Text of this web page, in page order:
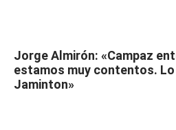
Jorge Almirón: «Campaz
estamos muy contentos.
Jaminton»